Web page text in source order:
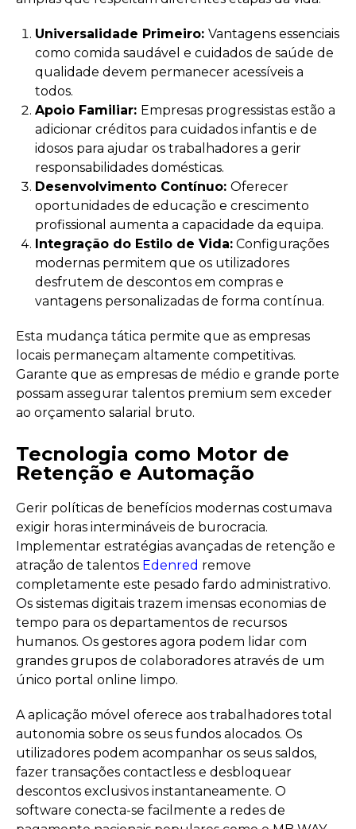
Universalidade Primeiro: Vantagens essenciais
como comida saudável e cuidados de saúde de
qualidade devem permanecer acessíveis a
todos.
Apoio Familiar: Empresas progressistas estão a
adicionar créditos para cuidados infantis e de
idosos para ajudar os trabalhadores a gerir
responsabilidades domésticas.
Desenvolvimento Contínuo: Oferecer
oportunidades de educação e crescimento
profissional aumenta a capacidade da equipa.
Integração do Estilo de Vida: Configurações
modernas permitem que os utilizadores
desfrutem de descontos em compras e
vantagens personalizadas de forma contínua.
Esta mudança tática permite que as empresas
locais permaneçam altamente competitivas.
Garante que as empresas de médio e grande porte
possam assegurar talentos premium sem exceder
ao orçamento salarial bruto.
Tecnologia como Motor de
Retenção e Automação
Gerir políticas de benefícios modernas costumava
exigir horas intermináveis de burocracia.
Implementar estratégias avançadas de retenção e
atração de talentos Edenred remove
completamente este pesado fardo administrativo.
Os sistemas digitais trazem imensas economias de
tempo para os departamentos de recursos
humanos. Os gestores agora podem lidar com
grandes grupos de colaboradores através de um
único portal online limpo.
A aplicação móvel oferece aos trabalhadores total
autonomia sobre os seus fundos alocados. Os
utilizadores podem acompanhar os seus saldos,
fazer transações contactless e desbloquear
descontos exclusivos instantaneamente. O
software conecta-se facilmente a redes de